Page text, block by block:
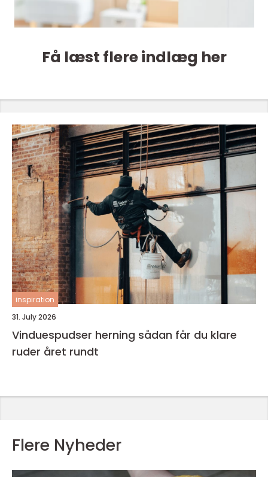
Få læst flere indlæg her
inspiration
31. July 2026
Vinduespudser herning sådan får du klare
ruder året rundt
Flere Nyheder